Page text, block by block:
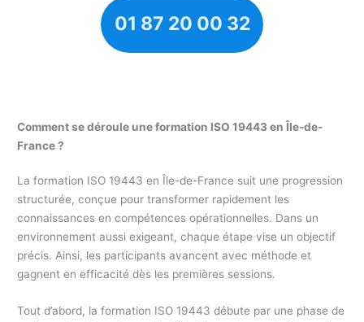
01 87 20 00 32
Comment se déroule une formation ISO 19443 en Île-de-
France ?
La formation ISO 19443 en Île-de-France suit une progression
structurée, conçue pour transformer rapidement les
connaissances en compétences opérationnelles. Dans un
environnement aussi exigeant, chaque étape vise un objectif
précis. Ainsi, les participants avancent avec méthode et
gagnent en efficacité dès les premières sessions.
Tout d’abord, la formation ISO 19443 débute par une phase de